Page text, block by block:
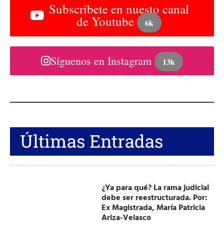
Subscribete en nuesto canal
de Youtube 6k
Síguenos en Instagram 13k
Últimas Entradas
¿Ya para qué? La rama judicial
debe ser reestructurada. Por:
Ex Magistrada, María Patricia
Ariza-Velasco